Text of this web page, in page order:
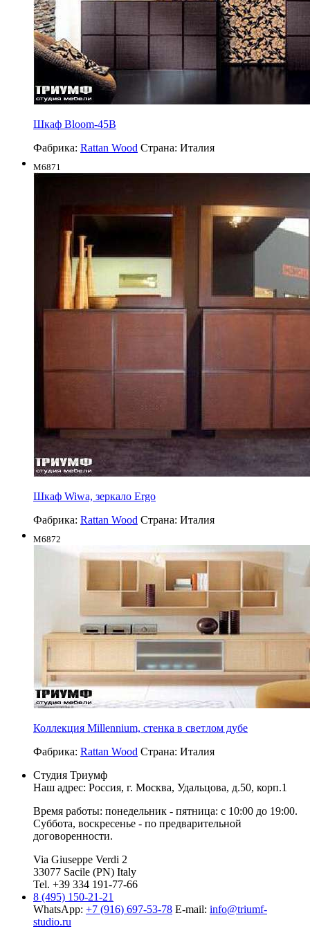
Шкаф Bloom-45B
Фабрика: Rattan Wood Страна: Италия
M6871
Шкаф Wiwa, зеркало Ergo
Фабрика: Rattan Wood Страна: Италия
M6872
Коллекция Millennium, стенка в светлом дубе
Фабрика: Rattan Wood Страна: Италия
Студия Триумф
Наш адрес: Россия, г. Москва, Удальцова, д.50, корп.1
Время работы: понедельник - пятница: с 10:00 до 19:00.
Суббота, воскресенье - по предварительной
договоренности.
Via Giuseppe Verdi 2
33077 Sacile (PN) Italy
Tel. +39 334 191-77-66
8 (495) 150-21-21
WhatsApp: +7 (916) 697-53-78 E-mail: info@triumf-
studio.ru